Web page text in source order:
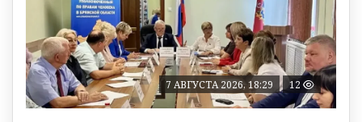
7 АВГУСТА 2026, 18:29 12